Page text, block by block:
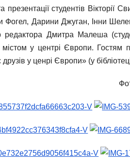
презентації студентів
Фогел, Дарини Джуган, Інни
редактора Дмитра Малеша
у центрі Європи.
у ценрі Європи» (у